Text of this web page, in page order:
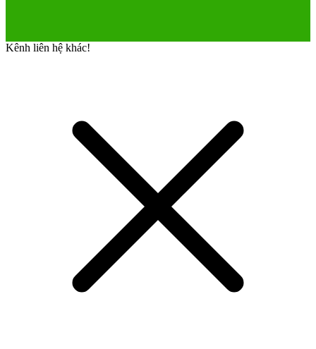
Kênh liên hệ khác!